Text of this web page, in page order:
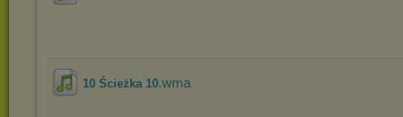
10 Ścieżka 10.wma